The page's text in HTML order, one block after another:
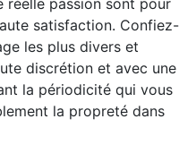
satisfaction. Confiez-
les plus divers et
discrétion et avec une
la périodicité qui vous
la propreté dans